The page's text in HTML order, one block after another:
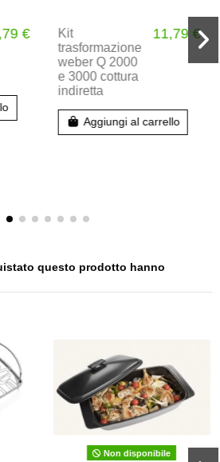
€
Kit
trasformazione
weber Q 2000
e 3000 cottura
indiretta
11,79 €
Aggiungi al carrello
questo prodotto hanno
Non disponibile